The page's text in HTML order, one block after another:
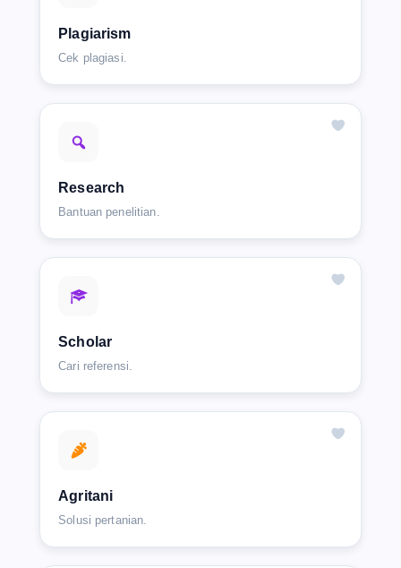
Plagiarism
Cek plagiasi.
Research
Bantuan penelitian.
Scholar
Cari referensi.
Agritani
Solusi pertanian.